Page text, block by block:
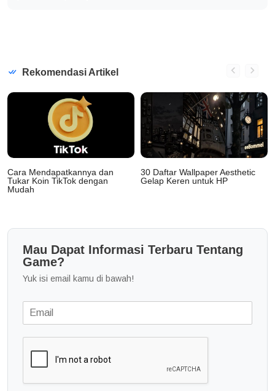
Rekomendasi Artikel
Cara Mendapatkannya dan
Tukar Koin TikTok dengan
Mudah
30 Daftar Wallpaper Aesthetic
Gelap Keren untuk HP
Mau Dapat Informasi Terbaru Tentang
Game?
Yuk isi email kamu di bawah!